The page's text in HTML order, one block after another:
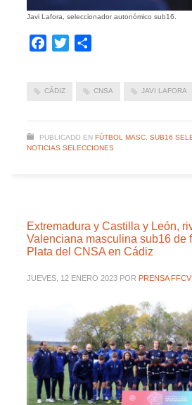
Javi Lafora, seleccionador autonómico sub16.
Facebook
Twitter
CÁDIZ CNSA JAVI LAFORA
PUBLICADO EN FÚTBOL MASC. SUB16
NOTICIAS SELECCIONES
Extremadura y Castilla y León,
Valenciana masculina sub16 de
Plata del CNSA en Cádiz
JUEVES, 12 ENERO 2023 POR PRENSA FFCV